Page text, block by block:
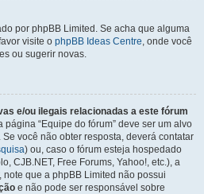
por phpBB Limited. Se acha que alguma
visite o phpBB Ideas Centre, onde você
ou sugerir novas.
e/ou ilegais relacionadas a este fórum
“Equipe do fórum” deve ser um alvo
você não obter resposta, deverá contatar
) ou, caso o fórum esteja hospedado
CJB.NET, Free Forums, Yahoo!, etc.), a
que a phpBB Limited não possui
e não pode ser responsável sobre